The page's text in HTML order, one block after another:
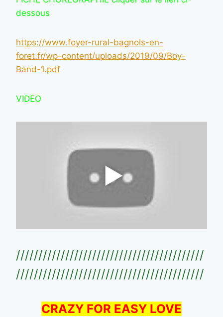
dessous
https://www.foyer-rural-bagnols-en-
foret.fr/wp-content/uploads/2019/09/Boy-
Band-1.pdf
VIDEO
//////////////////////////////////////////
//////////////////////////////////////////
CRAZY FOR EASY LOVE